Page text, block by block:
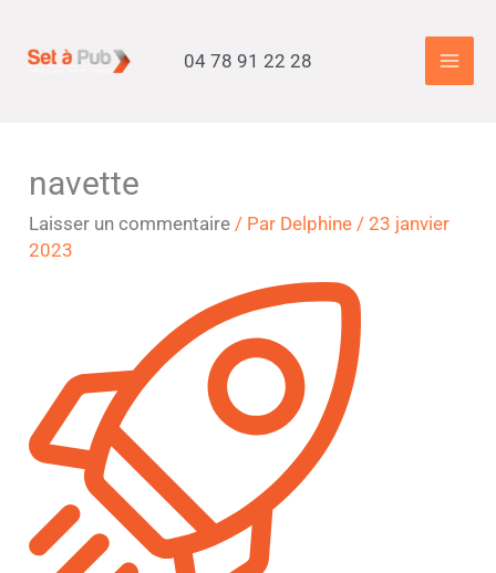
04 78 91 22 28
Accueil » Prestations
navette
Laisser un commentaire / Par Delphine/23 janvier
2023